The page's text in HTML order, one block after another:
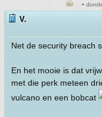
•
V.
Net de security breach
En het mooie is dat
met die perk meteen
vulcano en een bobcat